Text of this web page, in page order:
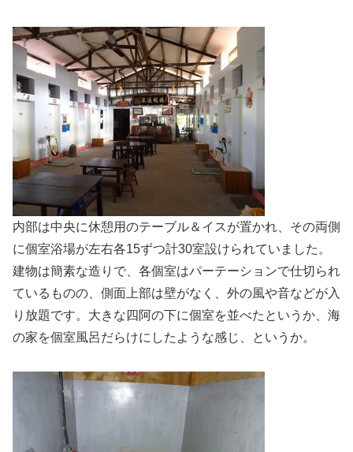
内部は中央に休憩用のテーブル＆イスが置かれ、その両側
に個室浴場が左右各15ずつ計30室設けられていました。
建物は簡素な造りで、各個室はパーテーションで仕切られ
ているものの、側面上部は壁がなく、外の風や音などが入
り放題です。大きな四阿の下に個室を並べたというか、海
の家を個室風呂だらけにしたような感じ、というか。